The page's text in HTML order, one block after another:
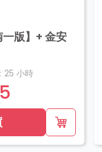
版】+ 金安
25 小時